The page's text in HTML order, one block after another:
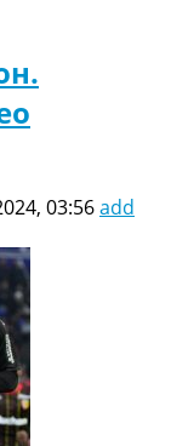
03:56add